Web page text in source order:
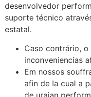
desenvolvedor
suporte técnico
estatal.
Caso contrário,
inconveniencias
Em nossos
afin de la cual a
de uraian